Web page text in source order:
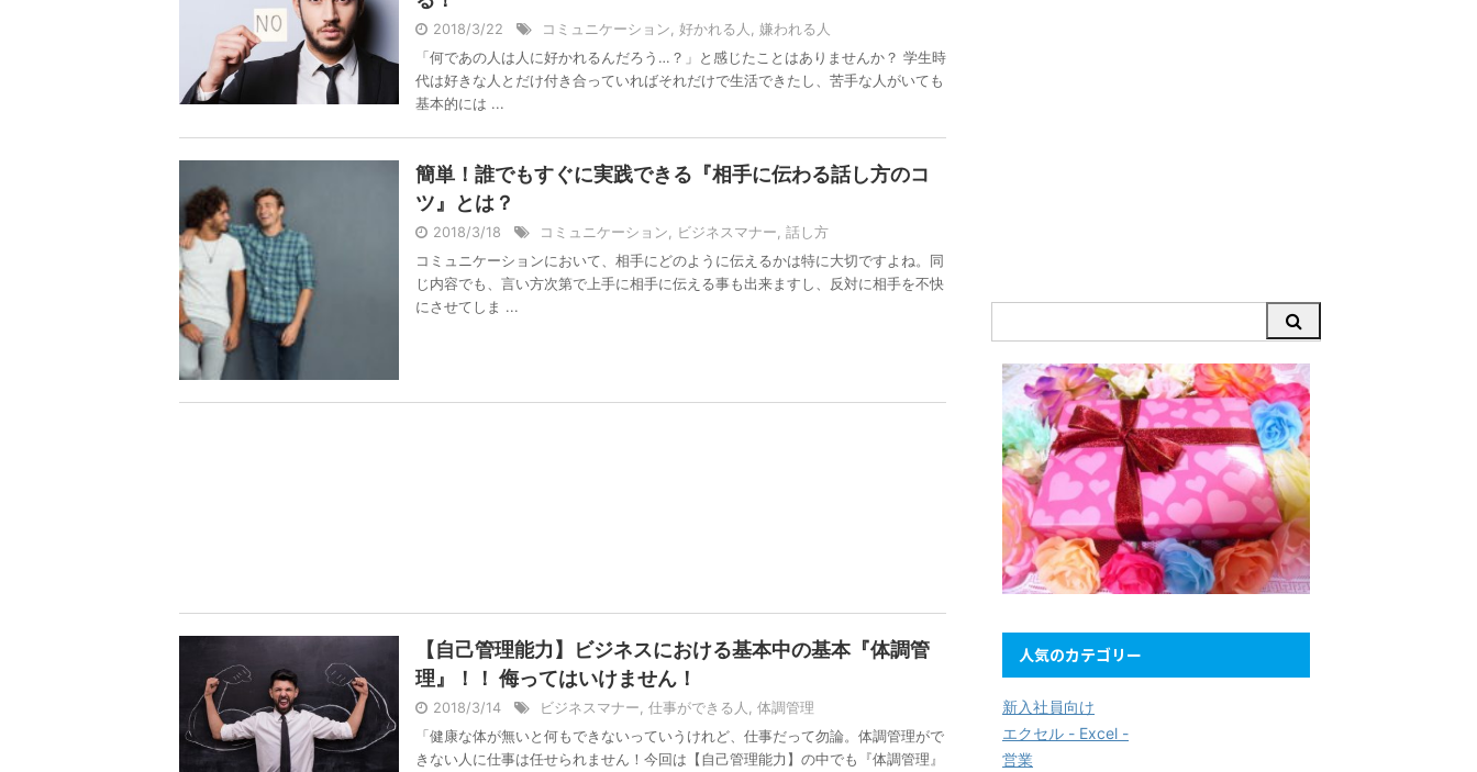
2018/3/22 コミュニケーション, 好かれる人 , 嫌われる人
「何であの人は人に好かれるんだろう…？」と感じたことはありませんか？ 学生時
代は好きな人とだけ付き合っていればそれだけで生活できたし、苦手な人がいても
基本的には ...
簡単！誰でもすぐに実践できる『相手に伝わる話し方のコ
ツ』とは？
2018/3/18 コミュニケーション, ビジネスマナー, 話し方
コミュニケーションにおいて、相手にどのように伝えるかは特に大切ですよね。同
じ内容でも、言い方次第で上手に相手に伝える事も出来ますし、反対に相手を不快
にさせてしま ...
【自己管理能力】ビジネスにおける基本中の基本『体調管
理』！！ 侮ってはいけません！
2018/3/14 ビジネスマナー, 仕事ができる人 , 体調管理
「健康な体が無いと何もできないっていうけれど、仕事だって勿論。体調管理がで
きない人に仕事は任せられません！今回は【自己管理能力】の中でも『体調管理』
人気のカテゴリー
新入社員向け
エクセル - Excel -
営業